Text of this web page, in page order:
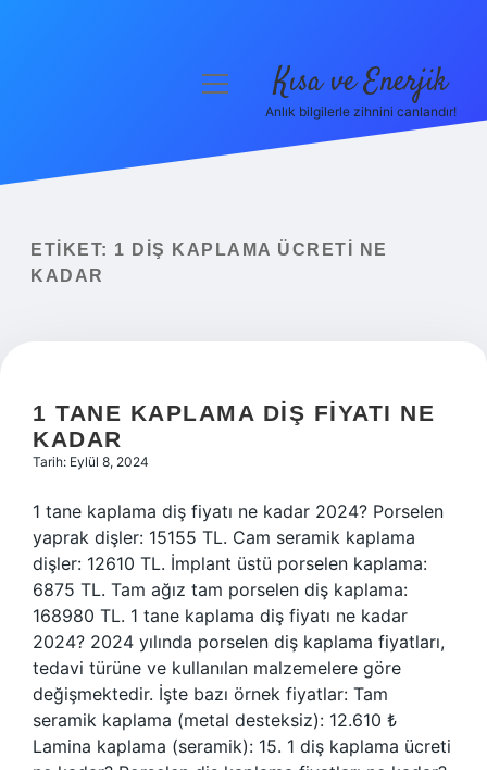
Yasal Uyarı
menüyü
Kısa ve Enerjik
Anlık bilgilerle zihnini canlandır!
ETIKET: 1 DIŞ KAPLAMA ÜCRETI NE
KADAR
1 TANE KAPLAMA DIŞ FIYATI NE
KADAR
Tarih: Eylül 8, 2024
1 tane kaplama diş fiyatı ne kadar 2024? Porselen
yaprak dişler: 15155 TL. Cam seramik kaplama
dişler: 12610 TL. İmplant üstü porselen kaplama:
6875 TL. Tam ağız tam porselen diş kaplama:
168980 TL. 1 tane kaplama diş fiyatı ne kadar
2024? 2024 yılında porselen diş kaplama fiyatları,
tedavi türüne ve kullanılan malzemelere göre
değişmektedir. İşte bazı örnek fiyatlar: Tam
seramik kaplama (metal desteksiz): 12.610 ₺
Lamina kaplama (seramik): 15. 1 diş kaplama ücreti